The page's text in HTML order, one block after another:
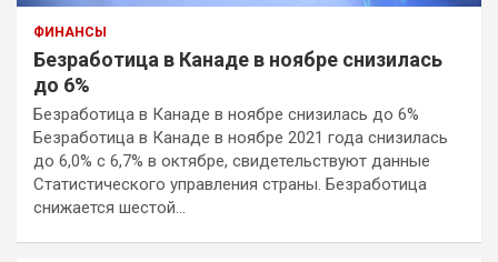
ФИНАНСЫ
Безработица в Канаде в ноябре снизилась
до 6%
Безработица в Канаде в ноябре снизилась до 6%
Безработица в Канаде в ноябре 2021 года снизилась
до 6,0% с 6,7% в октябре, свидетельствуют данные
Статистического управления страны. Безработица
снижается шестой…